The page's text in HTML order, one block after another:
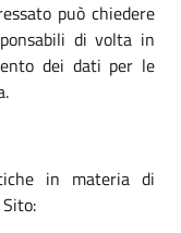
può chiedere
di volta in
dei dati per le
in materia di